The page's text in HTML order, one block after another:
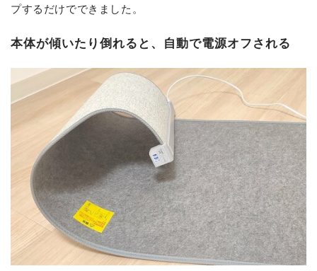
プするだけでできました。
本体が傾いたり倒れると、自動で電源オフされる